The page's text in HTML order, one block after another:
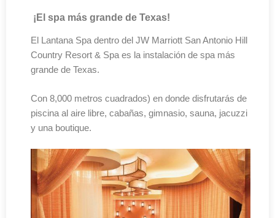
¡El spa más grande de Texas!
El Lantana Spa dentro del JW Marriott San Antonio Hill
Country Resort & Spa es la instalación de spa más
grande de Texas.
Con 8,000 metros cuadrados) en donde disfrutarás de
piscina al aire libre, cabañas, gimnasio, sauna, jacuzzi
y una boutique.